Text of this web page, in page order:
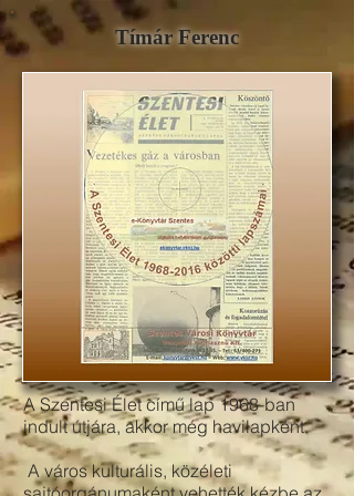
Tímár Ferenc
A Szentesi Élet című lap 1968-ban
indult útjára, akkor még havilapként.
A város kulturális, közéleti